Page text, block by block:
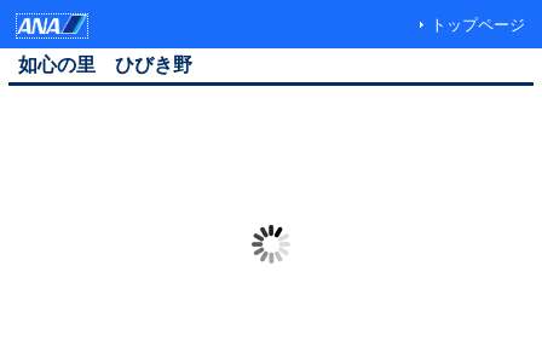
トップページ
如心の里 ひびき野